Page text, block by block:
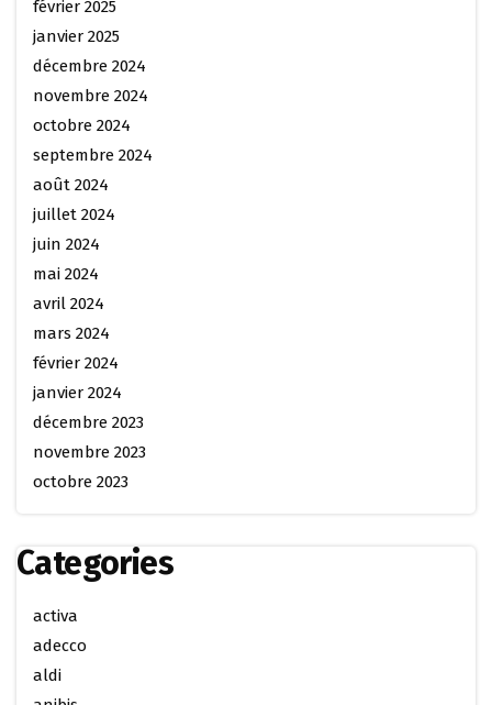
février 2025
janvier 2025
décembre 2024
novembre 2024
octobre 2024
septembre 2024
août 2024
juillet 2024
juin 2024
mai 2024
avril 2024
mars 2024
février 2024
janvier 2024
décembre 2023
novembre 2023
octobre 2023
Categories
activa
adecco
aldi